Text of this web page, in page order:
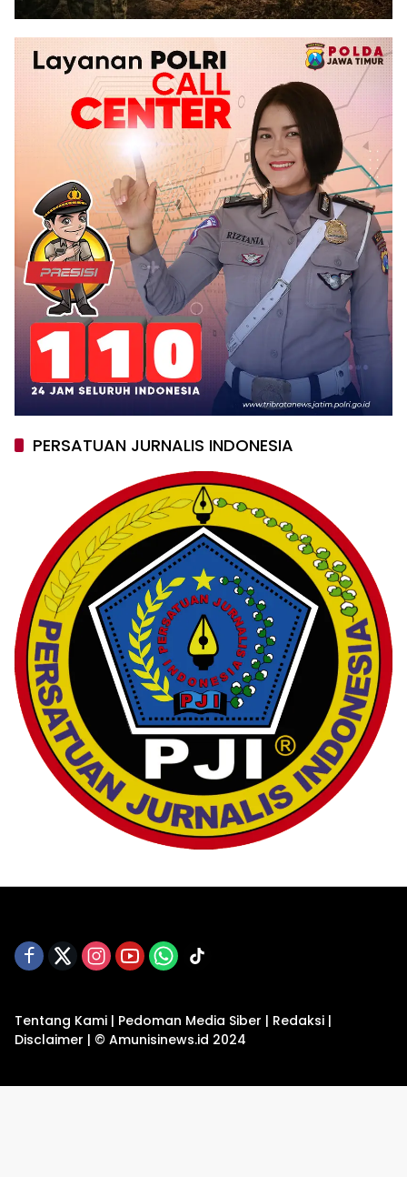
PERSATUAN JURNALIS INDONESIA
Tentang Kami | Pedoman Media Siber | Redaksi |
Disclaimer | © Amunisinews.id 2024